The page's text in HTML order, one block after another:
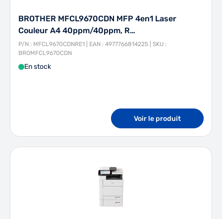
BROTHER MFCL9670CDN MFP 4en1 Laser
Couleur A4 40ppm/40ppm, R…
P/N : MFCL9670CDNRE1 | EAN : 4977766814225 | SKU :
BROMFCL9670CDN
En stock
Voir le produit